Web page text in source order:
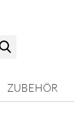
ZUBEHÖR